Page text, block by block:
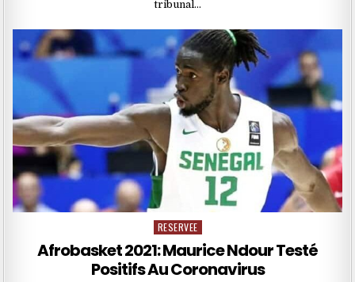
tribunal…
Posted
in
RESERVEE
Afrobasket 2021: Maurice Ndour Testé
Positifs Au Coronavirus